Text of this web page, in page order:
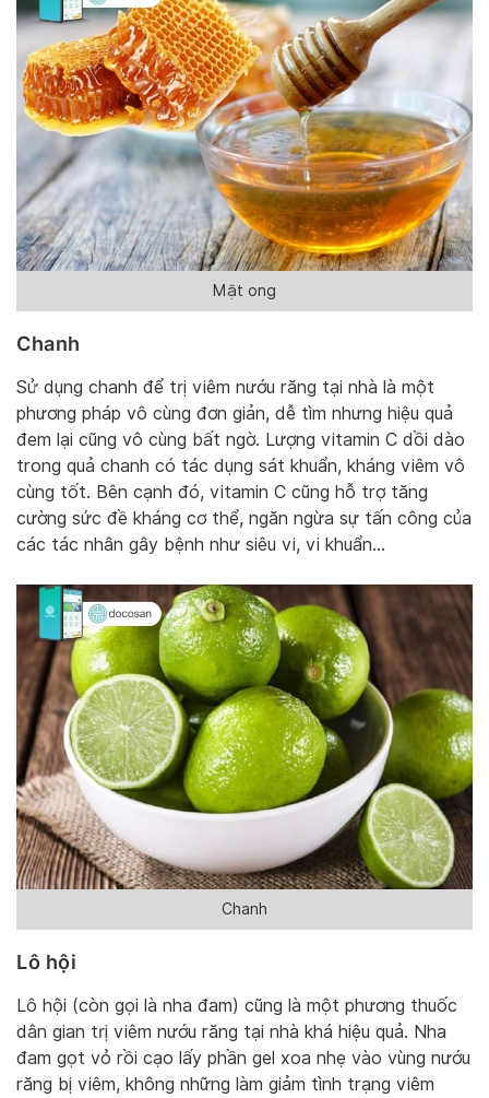
Mật ong
Chanh
Sử dụng chanh để trị viêm nướu răng tại nhà là một
phương pháp vô cùng đơn giản, dễ tìm nhưng hiệu quả
đem lại cũng vô cùng bất ngờ. Lượng vitamin C dồi dào
trong quả chanh có tác dụng sát khuẩn, kháng viêm vô
cùng tốt. Bên cạnh đó, vitamin C cũng hỗ trợ tăng
cường sức đề kháng cơ thể, ngăn ngừa sự tấn công của
các tác nhân gây bệnh như siêu vi, vi khuẩn…
Chanh
Lô hội
Lô hội (còn gọi là nha đam) cũng là một phương thuốc
dân gian trị viêm nướu răng tại nhà khá hiệu quả. Nha
đam gọt vỏ rồi cạo lấy phần gel xoa nhẹ vào vùng nướu
răng bị viêm, không những làm giảm tình trạng viêm